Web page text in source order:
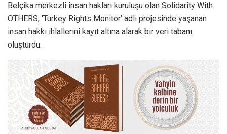
Belçika merkezli insan hakları kuruluşu olan Solidarity With
OTHERS, ‘Turkey Rights Monitor’ adlı projesinde yaşanan
insan hakkı ihlallerini kayıt altına alarak bir veri tabanı
oluşturdu.